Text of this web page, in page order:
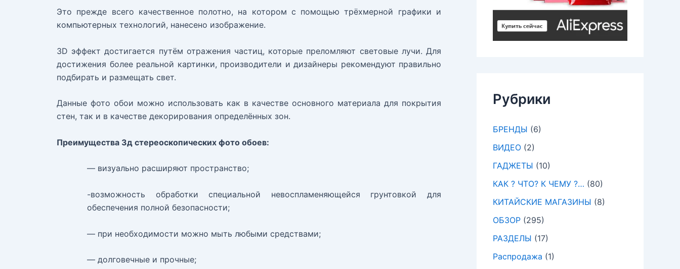
Это прежде всего качественное полотно, на котором с помощью трёхмерной графики и
компьютерных технологий, нанесено изображение.
3D эффект достигается путём отражения частиц, которые преломляют световые лучи. Для
достижения более реальной картинки, производители и дизайнеры рекомендуют правильно
подбирать и размещать свет.
Данные фото обои можно использовать как в качестве основного материала для покрытия
стен, так и в качестве декорирования определённых зон.
Преимущества 3д стереоскопических фото обоев:
— визуально расширяют пространство;
-возможность обработки специальной невоспламеняющейся грунтовкой для
обеспечения полной безопасности;
— при необходимости можно мыть любыми средствами;
— долговечные и прочные;
Рубрики
БРЕНДЫ (6)
ВИДЕО (2)
ГАДЖЕТЫ (10)
КАК ? ЧТО? К ЧЕМУ ?… (80)
КИТАЙСКИЕ МАГАЗИНЫ (8)
ОБЗОР (295)
РАЗДЕЛЫ (17)
Распродажа (1)